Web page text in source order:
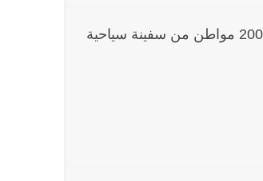
رجل الاعمال الاماراتي خلف الحبتور : 112 شهيداً
مع عُمان مؤجّل ما دامت التهديدات مستمرّة
الرابع على التوالي
أستراليا تعتزم إجلاء أكثر من 200 مواطن من سفينة سياحية